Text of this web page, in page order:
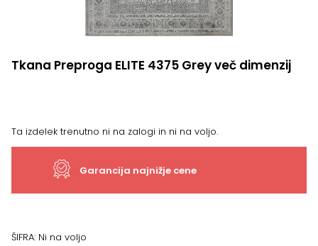
Tkana Preproga ELITE 4375 Grey več dimenzij
Ta izdelek trenutno ni na zalogi in ni na voljo.
Garancija najnižje cene
ŠIFRA: Ni na voljo